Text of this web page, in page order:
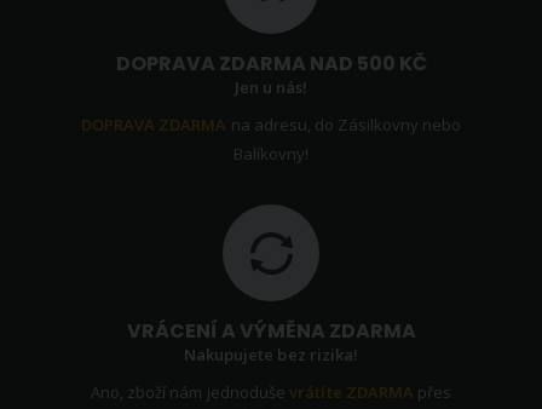
DOPRAVA ZDARMA NAD 500 KČ
Jen u nás!
DOPRAVA ZDARMA na adresu, do Zásilkovny nebo
Balíkovny!
VRÁCENÍ A VÝMĚNA ZDARMA
Nakupujete bez rizika!
Ano, zboží nám jednoduševrátíte ZDARMA přes